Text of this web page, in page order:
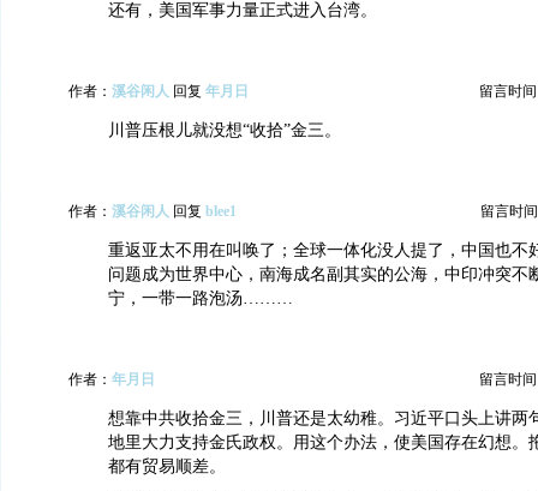
还有，美国军事力量正式进入台湾。
作者： 溪谷闲人 回复 年月日 留言时间
川普压根儿就没想“收拾”金三。
作者： 溪谷闲人 回复 blee1 留言时
重返亚太不用在叫唤了；全球一体化没人提了，中国也不
问题成为世界中心，南海成名副其实的公海，中印冲突不
宁，一带一路泡汤………
作者： 年月日 留言时间
想靠中共收拾金三，川普还是太幼稚。习近平口头上讲两
地里大力支持金氏政权。用这个办法，使美国存在幻想。
都有贸易顺差。